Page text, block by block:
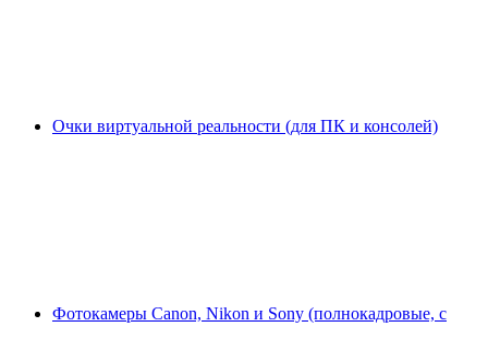
Очки виртуальной реальности (для ПК и консолей)
Фотокамеры Canon, Nikon и Sony (полнокадровые, с